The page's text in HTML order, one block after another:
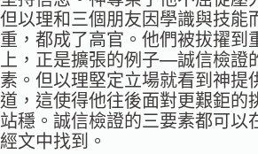
但以理和三個朋友因學識與技能
重，都成了高官。他們被拔擢到
上，正是擴張的例子―誠信檢證
素。但以理堅定立場就看到神提
道，這使得他往後面對更艱鉅的
站穩。誠信檢證的三要素都可以
經文中找到。